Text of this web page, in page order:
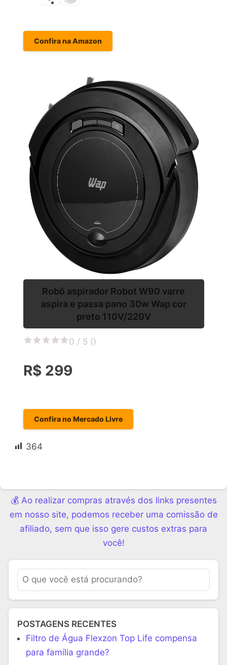
Confira na Amazon
Robô aspirador Robot W90 varre
aspira e passa pano 30w Wap cor
preto 110V/220V
0 / 5 ()
R$ 299
Confira no Mercado Livre
364
💰 Ao realizar compras através dos links presentes
em nosso site, podemos receber uma comissão de
afiliado, sem que isso gere custos extras para
você!
POSTAGENS RECENTES
Filtro de Água Flexzon Top Life compensa
para família grande?